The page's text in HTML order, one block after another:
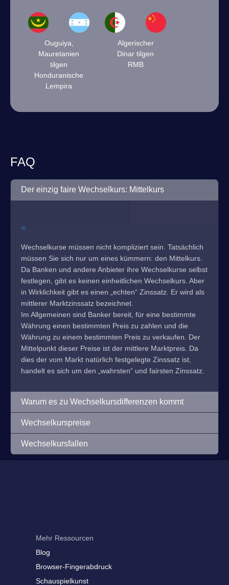
Ouguiya,
Mauretanien
tilgen
Honduranische
Lempira
Algerischer
Dinar tilgen
RMB
FAQ
Der einzig faire Wechselkurs: Mittelkurs
Wechselkurse müssen nicht kompliziert sein. Tatsächlich
müssen Sie sich nur um eines kümmern: den Mittelkurs.
Da Banken und andere Anbieter ihre Wechselkurse selbst
festlegen, gibt es keinen einheitlichen Wechselkurs. Aber
in Wirklichkeit gibt es einen „echten“ Zinssatz. Er wird als
mittlerer Marktzinssatz bezeichnet.
Im Allgemeinen sind Banker bereit, für eine bestimmte
Währung einen bestimmten Preis zu zahlen und die
Währung zu einem bestimmten Preis zu verkaufen. Der
Mittelpunkt dieser Preise ist der mittlere Marktpreis. Da
dies der vom Markt natürlich festgelegte Zinssatz ist,
handelt es sich um den „wahrsten“ und fairsten Zinssatz.
Warum es zu Wechselkursdifferenzen kommt
Wechselkurspreise
Wechselkursfallen
Mehr Ressourcen
Blog
Browser-Fingerabdruck
Schauspielkunst